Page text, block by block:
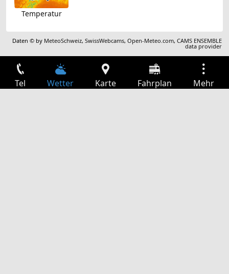
Temperatur
Daten © by MeteoSchweiz,SwissWebcams,Open-Meteo.com,CAMS ENSEMBLE
data provider
Tel Wetter Karte Fahrplan Mehr